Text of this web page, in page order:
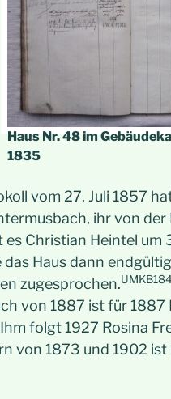
Haus Nr. 48 im
1835
vom 27. Juli 1857
ihr von
Christian Heintel
Haus dann
zugesprochen.
von 1887 ist für 1887
folgt 1927 Rosina
von 1873 und 1902